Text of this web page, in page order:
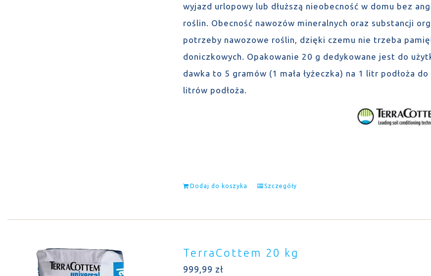
wyjazd urlopowy lub dłuższą nieobecność w domu bez
roślin. Obecność nawozów mineralnych oraz substancji
potrzeby nawozowe roślin, dzięki czemu nie trzeba
doniczkowych. Opakowanie 20 g dedykowane jest do
dawka to 5 gramów (1 mała łyżeczka) na 1 litr podłoża
litrów podłoża.
Dodaj do koszyka Szczegóły
TerraCottem 20 kg
999,99 zł